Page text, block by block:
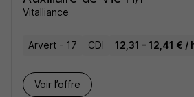
Vitalliance
Arvert - 17 CDI 12,31 - 12,41 € /
Voir l’offre